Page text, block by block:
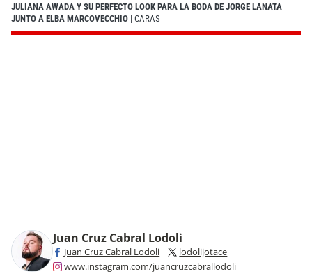
JULIANA AWADA Y SU PERFECTO LOOK PARA LA BODA DE JORGE LANATA
JUNTO A ELBA MARCOVECCHIO | CARAS
Juan Cruz Cabral Lodoli
Juan Cruz Cabral Lodoli
lodolijotace
www.instagram.com/juancruzcabrallodoli